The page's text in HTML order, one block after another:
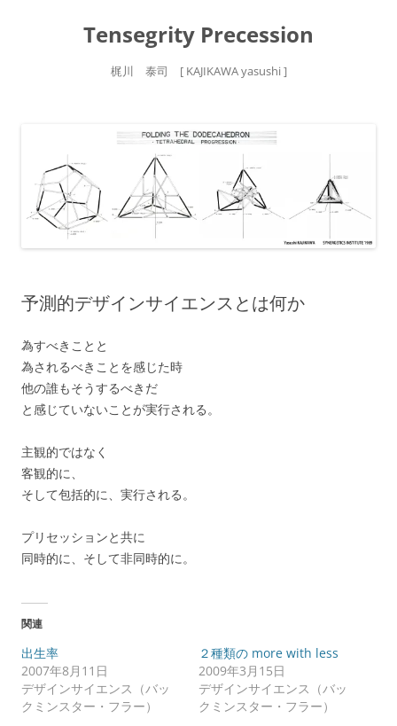
Tensegrity Precession
梶川 泰司 [ KAJIKAWA yasushi ]
テ
ン
プ
予測的デザインサイエンスとは何か
為すべきことと
為されるべきことを感じた時
他の誰もそうするべきだ
と感じていないことが実行される。
主観的ではなく
客観的に、
そして包括的に、実行される。
プリセッションと共に
同時的に、そして非同時的に。
関連
出生率
2007年8月11日
デザインサイエンス（バッ
クミンスター・フラー）
２種類の more with less
2009年3月15日
デザインサイエンス（バッ
クミンスター・フラー）